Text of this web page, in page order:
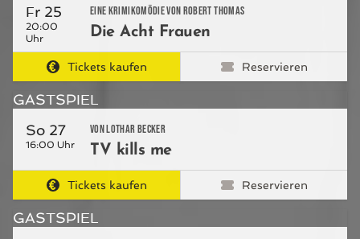
Fr 25
20:00
Uhr
Eine Krimikomödie von Robert Thomas
Die Acht Frauen
Tickets kaufen Reservieren
GASTSPIEL
So 27
16:00 Uhr
von Lothar Becker
TV kills me
Tickets kaufen Reservieren
GASTSPIEL